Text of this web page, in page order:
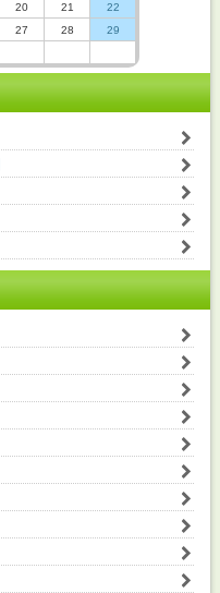
20 21
22
27 28
29